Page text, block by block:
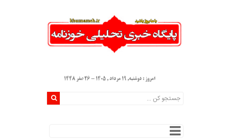
امروز : دوشنبه, ۱۹ مرداد , ۱۴۰۵ - 26 صفر 1448